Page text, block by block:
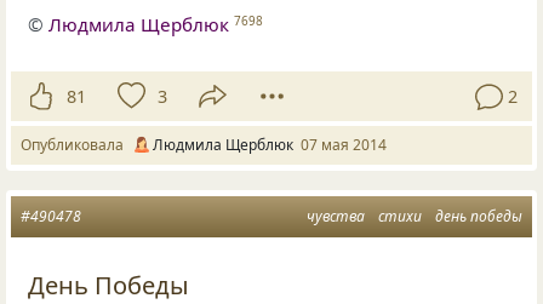
©Людмила Щерблюк 7698
81 3 2
Опубликовала Людмила Щерблюк 07 мая 2014
чувства стихи день победы
#490478
День Победы